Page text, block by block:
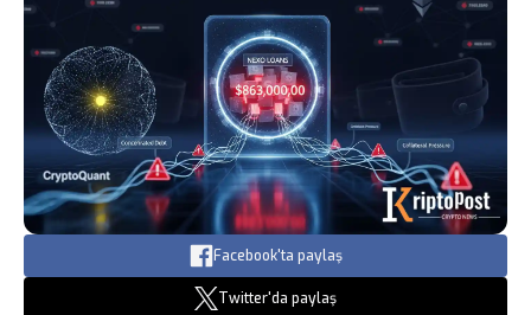
Facebook'ta paylaş
Twitter'da paylaş